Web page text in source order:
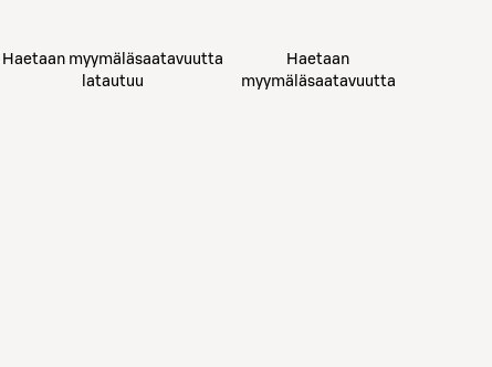
Haetaan myymäläsaatavuutta
latautuu
Haetaan
myymäläsaatavuutta